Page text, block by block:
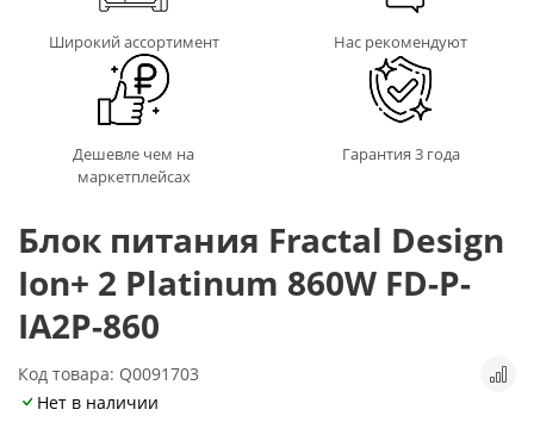
Широкий ассортимент Нас рекомендуют
Дешевле чем на
маркетплейсах
Гарантия 3 года
Блок питания Fractal Design
Ion+ 2 Platinum 860W FD-P-
IA2P-860
Код товара: Q0091703
Нет в наличии